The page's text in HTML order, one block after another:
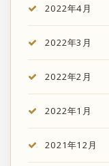
2022年4月
2022年3月
2022年2月
2022年1月
2021年12月